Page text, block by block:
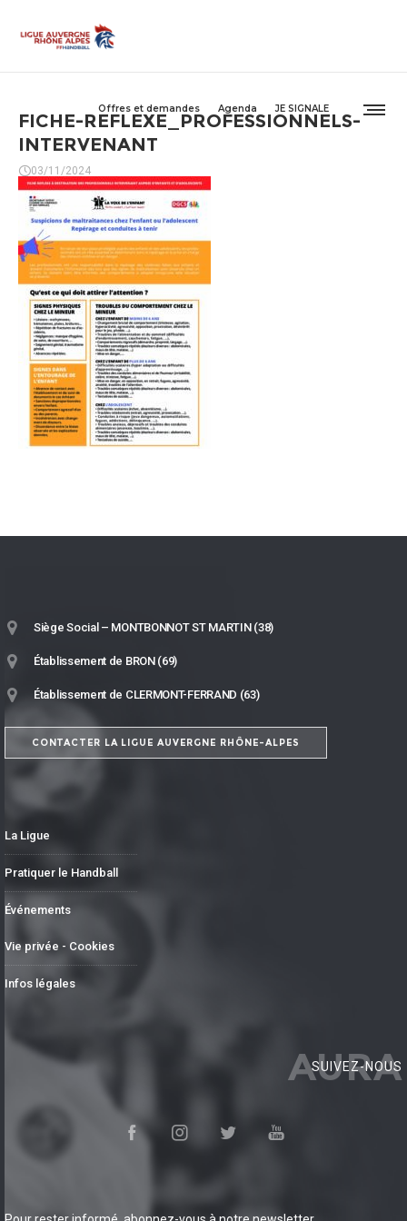
Offres et demandes Agenda JE SIGNALE
FICHE-REFLEXE_PROFESSIONNELS-
INTERVENANT
03/11/2024
Siège Social – MONTBONNOT ST MARTIN (38)
Établissement de BRON (69)
Établissement de CLERMONT-FERRAND (63)
CONTACTER LA LIGUE AUVERGNE RHÔNE-ALPES
La Ligue
Pratiquer le Handball
Événements
Vie privée - Cookies
Infos légales
AURA
SUIVEZ-NOUS